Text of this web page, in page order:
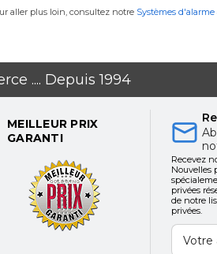
aller plus loin, consultez notre Systèmes
.... Depuis 1994
MEILLEUR PRIX
GARANTI
Recevez
Nouvelles
privées
de notre
privées.